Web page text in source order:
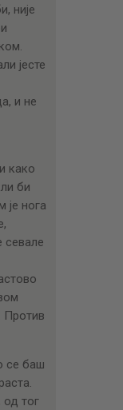
није
јесте
и не
како
би
је нога
севале
Против
се баш
од тог